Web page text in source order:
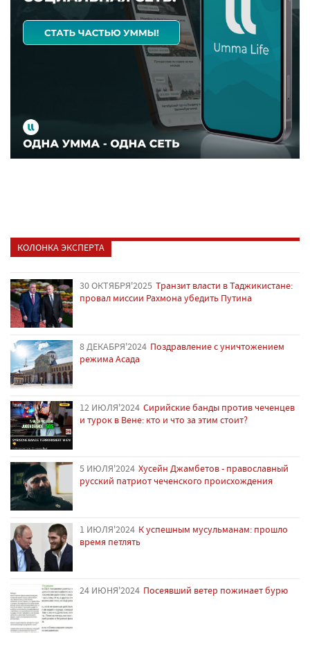
КОЛОНКА ЭКСПЕРТА
30 ОКТЯБРЯ'2025 Транзит власти в Таджикистане:
провал миссии Рахмона убедить Путина
8 ДЕКАБРЯ'2024 Поздравление с уничтожением
режима Асада
12 ИЮЛЯ'2024 Сирийские банды против чеченцев
и турок в Вене: кто и что за этим стоит?
5 ИЮЛЯ'2024 Хусейн Джамбетов - православный
русский патриот чеченского происхождения
1 ИЮЛЯ'2024 К успешным мусульманам: прошло
время петлять
24 ИЮНЯ'2024 Посеявший ветер пожинает бурю